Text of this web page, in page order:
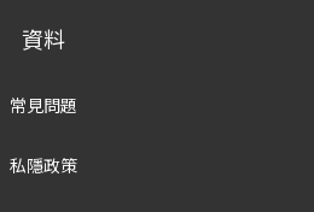
資料
常見問題
私隱政策